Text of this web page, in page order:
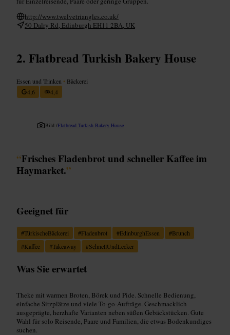
http://www.twelvetriangles.co.uk/
50 Dalry Rd, Edinburgh EH11 2BA, UK
Flatbread Turkish Bakery House
Essen und Trinken • Bäckerei
4,6
4,4
Bild /Flatbread Turkish Bakery House
“Frisches Fladenbrot und schneller Kaffee im
Haymarket.”
Geeignet für
#TürkischeBäckerei #Fladenbrot #EdinburghEssen #Brunch
#Kaffee #Takeaway #SchnellUndLecker
Was Sie erwartet
Theke mit warmen Broten, Börek und Pide. Schnelle Bedienung,
einfache Sitzplätze und viele To-go-Aufträge. Geschmacklich
ausgeprägte, herzhafte Varianten neben süßen Gebäckstücken. Gute
Wahl für solo Reisende, Paare und Familien, die etwas Bodenkundiges
suchen.